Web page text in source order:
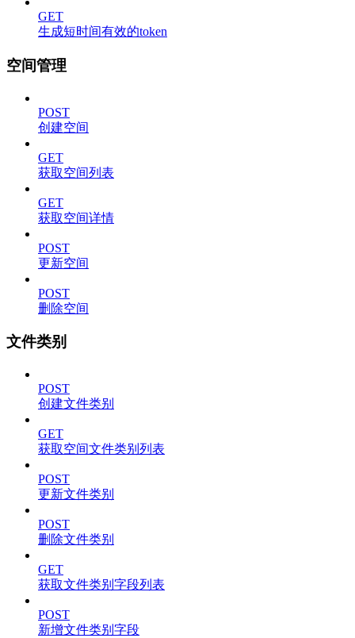
GET
生成短时间有效的token
空间管理
POST
创建空间
GET
获取空间列表
GET
获取空间详情
POST
更新空间
POST
删除空间
文件类别
POST
创建文件类别
GET
获取空间文件类别列表
POST
更新文件类别
POST
删除文件类别
GET
获取文件类别字段列表
POST
新增文件类别字段